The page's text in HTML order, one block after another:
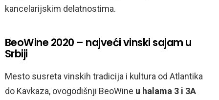
kancelarijskim delatnostima.
BeoWine 2020 – najveći vinski sajam u
Srbiji
Mesto susreta vinskih tradicija i kultura od Atlantika
do Kavkaza, ovogodišnji BeoWine u halama 3 i 3A